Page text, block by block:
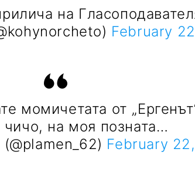
на
February
момичетата от
чичо, на моя позната…
February